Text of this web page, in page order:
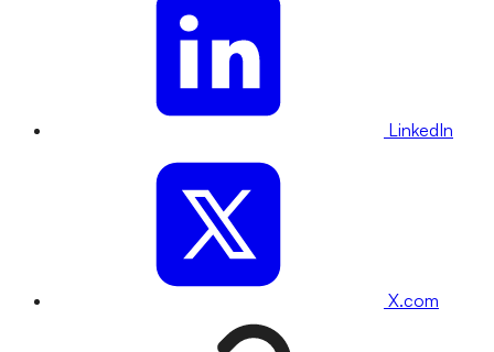
LinkedIn
X.com